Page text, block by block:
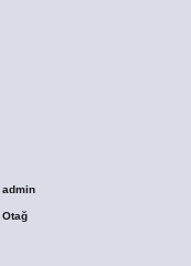
admin
Otağ